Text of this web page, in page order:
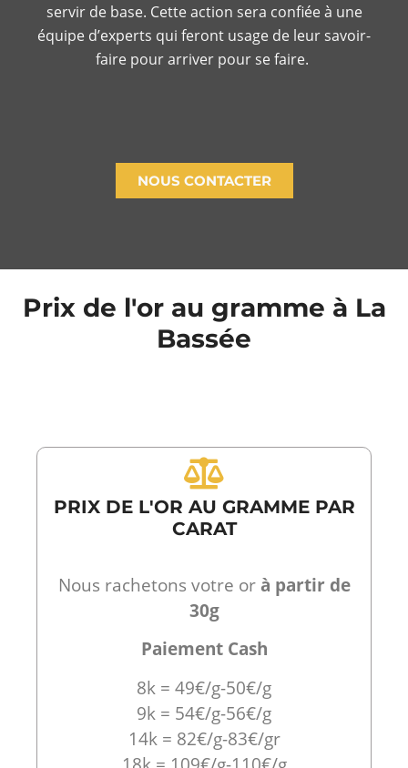
servir de base. Cette action sera confiée à une
équipe d’experts qui feront usage de leur savoir-
faire pour arriver pour se faire.
NOUS CONTACTER
Prix de l'or au gramme à La
Bassée
PRIX DE L'OR AU GRAMME PAR
CARAT
Nous rachetons votre orà partir de
30g
Paiement Cash
8k = 49€/g-50€/g
9k = 54€/g-56€/g
14k = 82€/g-83€/gr